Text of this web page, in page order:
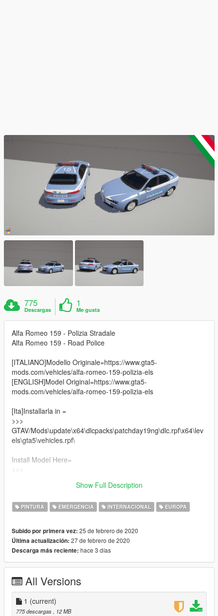
775
Descargas
1
Me gusta
Alfa Romeo 159 - Polizia Stradale
Alfa Romeo 159 - Road Police
[ITALIANO]Modello Originale=https://www.gta5-
mods.com/vehicles/alfa-romeo-159-polizia-els
[ENGLISH]Model Original=https://www.gta5-
mods.com/vehicles/alfa-romeo-159-polizia-els
[Ita]Installarla in =
>>>
GTAV/Mods\update\x64\dlcpacks\patchday19ng\dlc.rpf\x64\lev
els\gta5\vehicles.rpf\
Install Model Here=
>>>
4\levels\gta5\vehicles.rpf\Show Full Description
PINTURA EMERGENCIA INTERNACIONAL EUROPA
Subido por primera vez: 25 de febrero de 2020
Última actualización: 27 de febrero de 2020
Descarga más reciente: hace 3 días
All Versions
1 (current)
775 descargas
, 12 MB